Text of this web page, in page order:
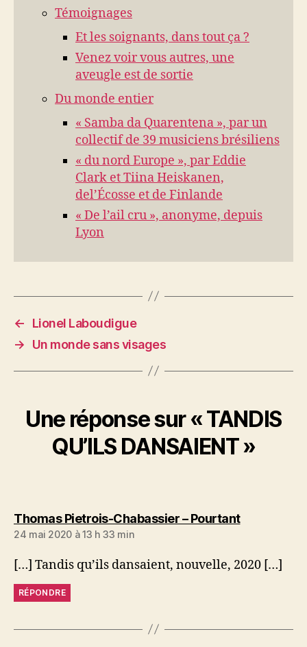
Témoignages
Et les soignants, dans tout ça ?
Venez voir vous autres, une
aveugle est de sortie
Du monde entier
« Samba da Quarentena », par un
collectif de 39 musiciens brésiliens
« du nord Europe », par Eddie
Clark et Tiina Heiskanen,
del’Écosse et de Finlande
« De l’ail cru », anonyme, depuis
Lyon
←
Lionel Laboudigue
→
Un monde sans visages
Une réponse sur « TANDIS
QU’ILS DANSAIENT »
Thomas Pietrois-Chabassier – Pourtantdit :
24 mai 2020 à 13 h 33 min
[…] Tandis qu’ils dansaient, nouvelle, 2020 […]
RÉPONDRE